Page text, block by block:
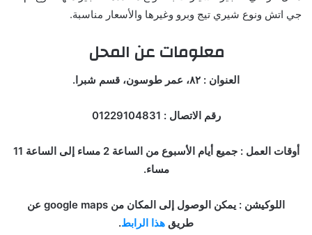
جي اتش ونوع شيري تيج وبرو وغيرها والأسعار مناسبة.
معلومات عن المحل
العنوان : ٨٢، عمر طوسون، قسم شبرا.
رقم الاتصال : 01229104831
أوقات العمل : جميع أيام الأسبوع من الساعة 2 مساء إلى الساعة 11
مساء.
اللوكيشن : يمكن الوصول إلى المكان من google maps عن
طريق هذا الرابط.